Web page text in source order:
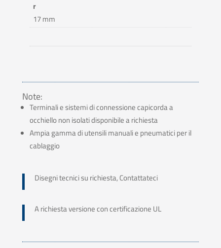
r
17 mm
Note:
Terminali e sistemi di connessione capicorda a
occhiello non isolati disponibile a richiesta
Ampia gamma di utensili manuali e pneumatici per il
cablaggio
Disegni tecnici su richiesta, Contattateci
A richiesta versione con certificazione UL